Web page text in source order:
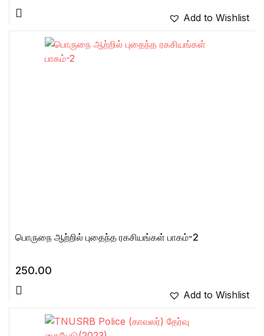
Add to Wishlist
பொருநை ஆற்றில் புதைந்த ரகசியங்கள் பாகம்-2
250.00
Add to Wishlist